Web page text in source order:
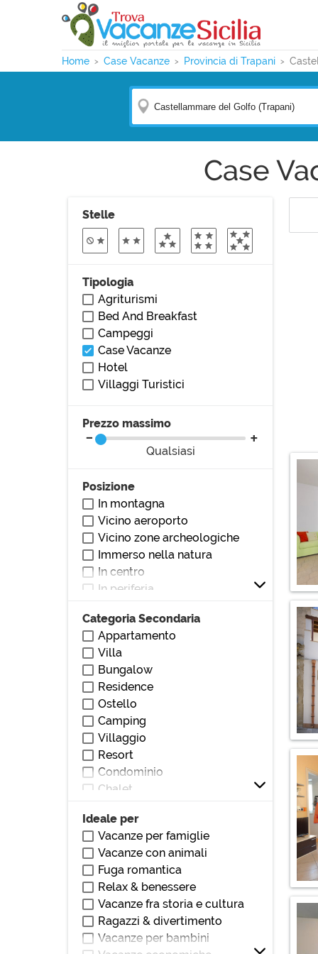
Home Case Vacanze Provincia di Trapani
Case
Stelle
Tipologia
Agriturismi
Bed And Breakfast
Campeggi
Case Vacanze
Hotel
Villaggi Turistici
Prezzo massimo
Qualsiasi
Posizione
In montagna
Vicino aeroporto
Vicino zone archeologiche
Immerso nella natura
In centro
In periferia
Vicino al lago
Vicino stazione
Vicino parchi/giardini
Vicino bar/ristoranti
Vicino club/discoteche
Vicino stadio
Vicino ospedali/cliniche
Vicino monumenti/zone di
interesse
Vicino università
Vicino centri commerciali
Vicino teatri/cinema
Categoria Secondaria
Appartamento
Villa
Bungalow
Residence
Ostello
Camping
Villaggio
Resort
Condominio
Chalet
Loft
Villetta a schiera
Dormitorio
Affittacamere
Locanda
Pensione
Dimora storica
Masseria
Ideale per
Vacanze per famiglie
Vacanze con animali
Fuga romantica
Relax & benessere
Vacanze fra storia e cultura
Ragazzi & divertimento
Vacanze per bambini